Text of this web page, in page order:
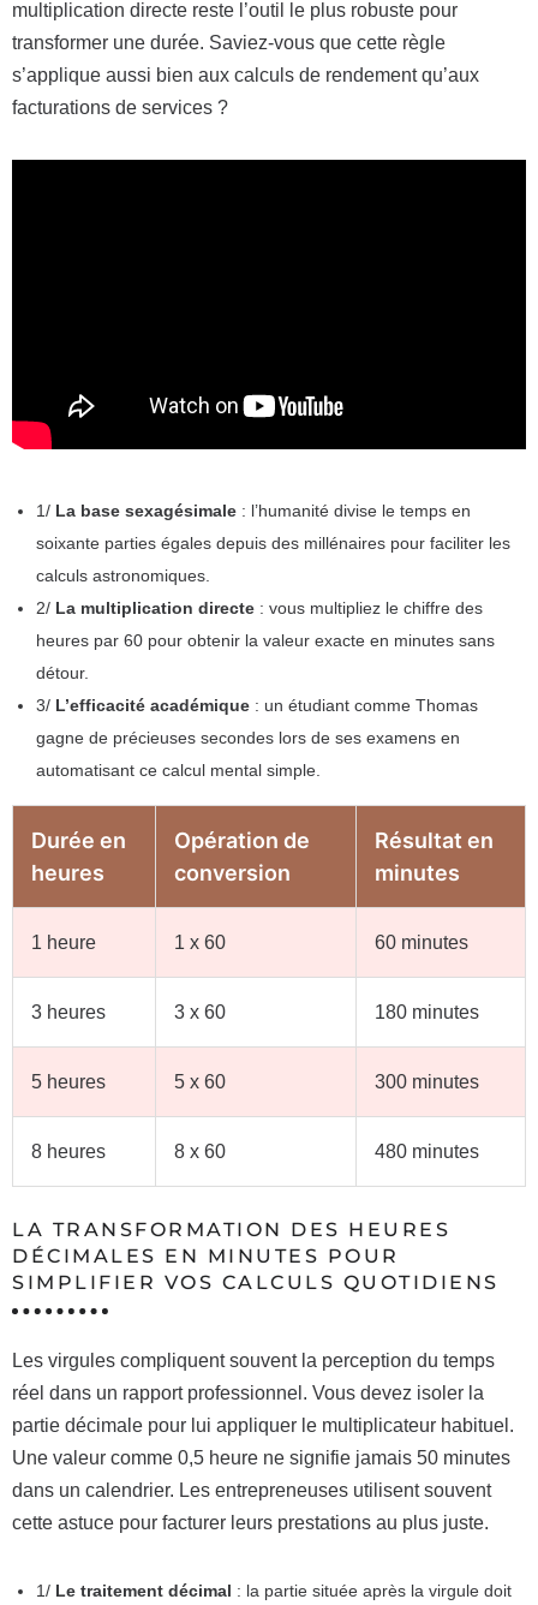
multiplication directe reste l’outil le plus robuste pour
transformer une durée. Saviez-vous que cette règle
s’applique aussi bien aux calculs de rendement qu’aux
facturations de services ?
1/ La base sexagésimale : l’humanité divise le temps en
soixante parties égales depuis des millénaires pour faciliter les
calculs astronomiques.
2/ La multiplication directe : vous multipliez le chiffre des
heures par 60 pour obtenir la valeur exacte en minutes sans
détour.
3/ L’efficacité académique : un étudiant comme Thomas
gagne de précieuses secondes lors de ses examens en
automatisant ce calcul mental simple.
Durée en
heures
Opération de
conversion
Résultat en
minutes
1 heure 1 x 60 60 minutes
3 heures 3 x 60 180 minutes
5 heures 5 x 60 300 minutes
8 heures 8 x 60 480 minutes
LA TRANSFORMATION DES HEURES
DÉCIMALES EN MINUTES POUR
SIMPLIFIER VOS CALCULS QUOTIDIENS
Les virgules compliquent souvent la perception du temps
réel dans un rapport professionnel. Vous devez isoler la
partie décimale pour lui appliquer le multiplicateur habituel.
Une valeur comme 0,5 heure ne signifie jamais 50 minutes
dans un calendrier. Les entrepreneuses utilisent souvent
cette astuce pour facturer leurs prestations au plus juste.
1/ Le traitement décimal : la partie située après la virgule doit